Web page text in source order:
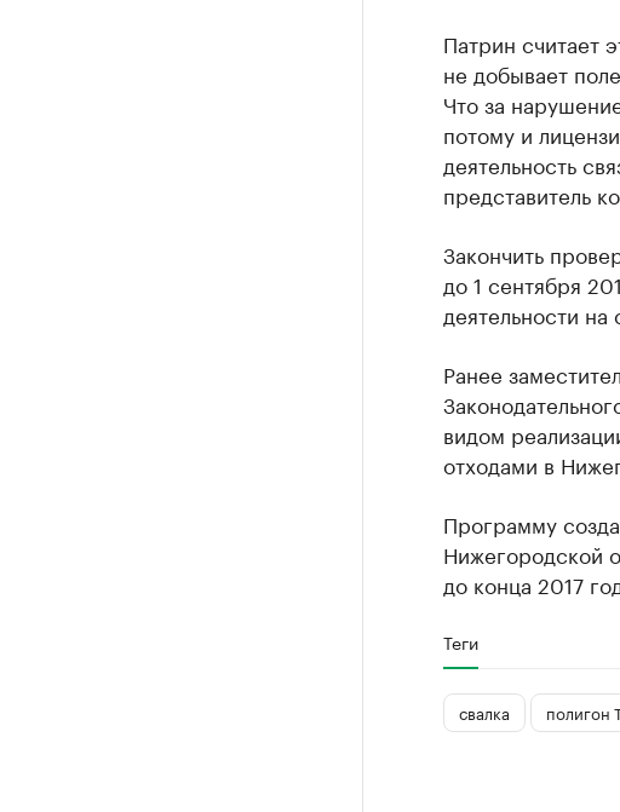
Патрин считает
не добывает
Что за
потому и
деятельность
представитель
Закончить
до 1 сентября
деятельности на
Ранее
видом
отходами в
Программу
Нижегородской
до конца 2017
Теги
свалка полигон